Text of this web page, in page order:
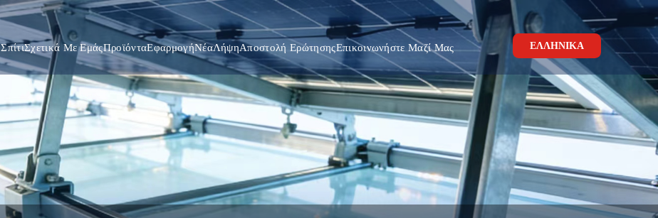
ΣπίτιΣχετικά Με ΕμάςΠροϊόνταΕφαρμογήΝέαΛήψηΑποστολή ΕρώτησηςΕπικοινωνήστε Μαζί Μας ΕΛΛΗΝΙΚΆ